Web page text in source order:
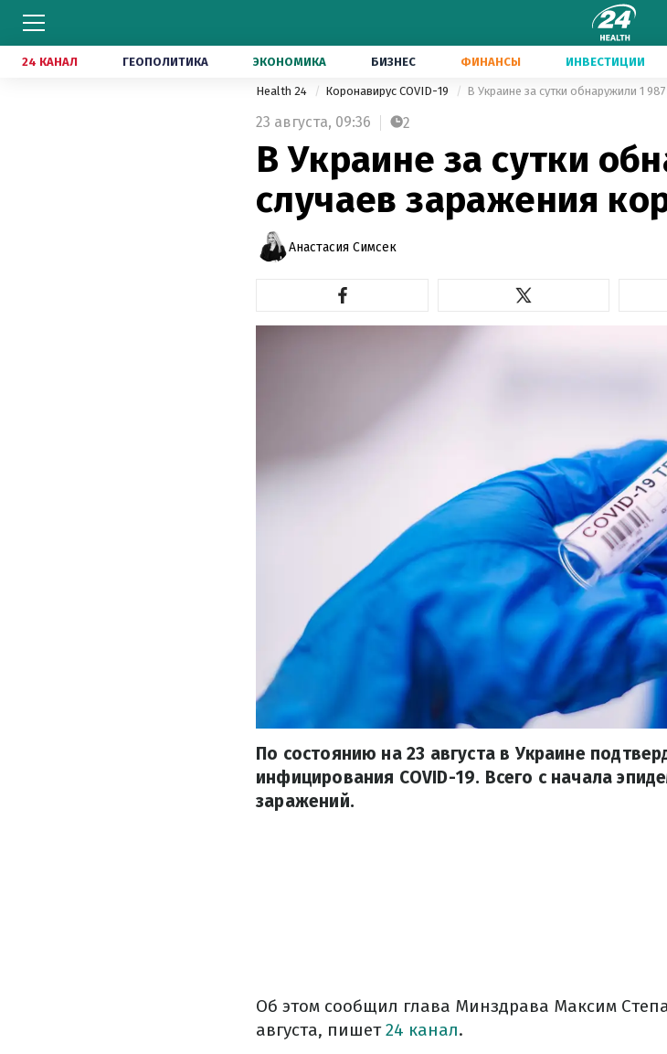
24 КАНАЛ ГЕОПОЛИТИКА ЭКОНОМИКА БИЗНЕС ФИНАНСЫ ИНВЕСТИЦИИ
Health 24 Коронавирус COVID-19 В Украине за сутки обнаружили 1
23 августа, 09:36 2
В Украине за сутки
случаев заражения
Анастасия Симсек
По состоянию на 23 августа в Украине
инфицирования COVID-19. Всего с начала
заражений.
Об этом сообщил глава Минздрава Максим
августа, пишет24 канал.